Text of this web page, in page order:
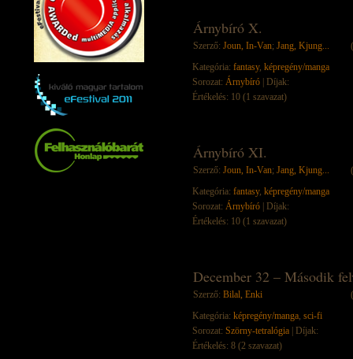
Árnybíró X.
Szerző: Joun, In-Van; Jang, Kjung...
Kategória: fantasy, képregény/manga
Sorozat: Árnybíró | Díjak:
Értékelés: 10 (1 szavazat)
Árnybíró XI.
Szerző: Joun, In-Van; Jang, Kjung...
Kategória: fantasy, képregény/manga
Sorozat: Árnybíró | Díjak:
Értékelés: 10 (1 szavazat)
December 32 – Második
Szerző: Bilal, Enki
Kategória: képregény/manga, sci-fi
Sorozat: Szörny-tetralógia | Díjak:
Értékelés: 8 (2 szavazat)